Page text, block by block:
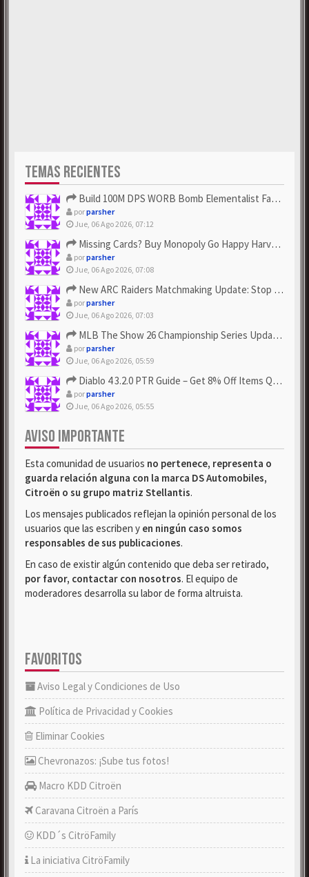
TEMAS RECIENTES
Build 100M DPS WORB Bomb Elementalist Fast - Grab POE Curren...
porparsher
Jue, 06 Ago 2026, 07:12
Missing Cards? Buy Monopoly Go Happy Harvest with Looney Tun...
porparsher
Jue, 06 Ago 2026, 07:08
New ARC Raiders Matchmaking Update: Stop Failed - Grab Bluep...
porparsher
Jue, 06 Ago 2026, 07:03
MLB The Show 26 Championship Series Update! Get Cheap & ...
porparsher
Jue, 06 Ago 2026, 05:59
Diablo 4 3.2.0 PTR Guide – Get 8% Off Items Quickly to Test ...
porparsher
Jue, 06 Ago 2026, 05:55
AVISO IMPORTANTE
Esta comunidad de usuarios no pertenece, representa o
guarda relación alguna con la marca DS Automobiles,
Citroën o su grupo matriz Stellantis.
Los mensajes publicados reflejan la opinión personal de los
usuarios que las escriben y en ningún caso somos
responsables de sus publicaciones.
En caso de existir algún contenido que deba ser retirado,
por favor, contactar con nosotros. El equipo de
moderadores desarrolla su labor de forma altruista.
FAVORITOS
Aviso Legal y Condiciones de Uso
Política de Privacidad y Cookies
Eliminar Cookies
Chevronazos: ¡Sube tus fotos!
Macro KDD Citroën
Caravana Citroën a París
KDD´s CitröFamily
La iniciativa CitröFamily